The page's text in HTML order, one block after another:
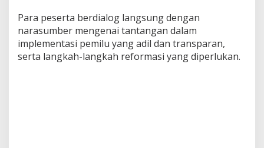
Para peserta berdialog langsung dengan
narasumber mengenai tantangan dalam
implementasi pemilu yang adil dan transparan,
serta langkah-langkah reformasi yang diperlukan.